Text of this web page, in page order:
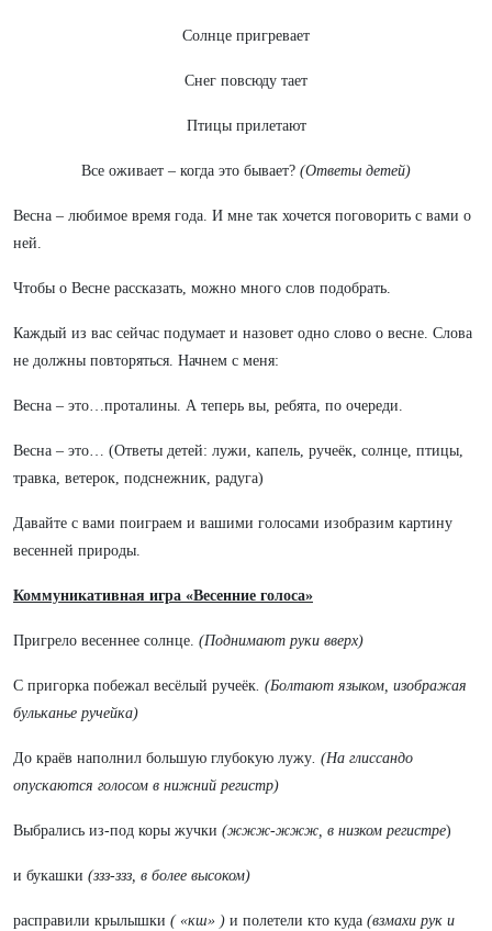
Солнце пригревает
Снег повсюду тает
Птицы прилетают
Все оживает – когда это бывает? (Ответы детей)
Весна – любимое время года. И мне так хочется поговорить с вами о
ней.
Чтобы о Весне рассказать, можно много слов подобрать.
Каждый из вас сейчас подумает и назовет одно слово о весне. Слова
не должны повторяться. Начнем с меня:
Весна – это…проталины. А теперь вы, ребята, по очереди.
Весна – это… (Ответы детей: лужи, капель, ручеёк, солнце, птицы,
травка, ветерок, подснежник, радуга)
Давайте с вами поиграем и вашими голосами изобразим картину
весенней природы.
Коммуникативная игра «Весенние голоса»
Пригрело весеннее солнце. (Поднимают руки вверх)
С пригорка побежал весёлый ручеёк. (Болтают языком, изображая
бульканье ручейка)
До краёв наполнил большую глубокую лужу. (На глиссандо
опускаются голосом в нижний регистр)
Выбрались из-под коры жучки (жжж-жжж, в низком регистре)
и букашки (ззз-ззз, в более высоком)
расправили крылышки ( «кш» ) и полетели кто куда (взмахи рук и